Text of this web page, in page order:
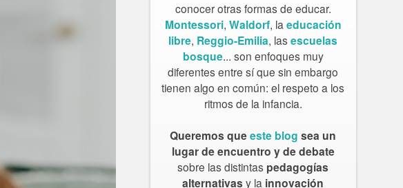
conocer otras formas de educar.
Montessori, Waldorf, la educación
libre, Reggio-Emilia, lasescuelas
bosque... son enfoques muy
diferentes entre sí que sin embargo
tienen algo en común: el respeto a los
ritmos de la infancia.
Queremos queeste blog sea un
lugar de encuentro y de debate
sobre las distintas pedagogías
alternativas y la innovación